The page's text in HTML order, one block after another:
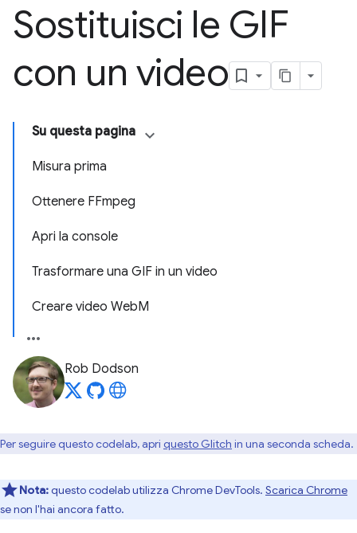
Sostituisci le GIF
con un video
Su questa pagina
Misura prima
Ottenere FFmpeg
Apri la console
Trasformare una GIF in un video
Creare video WebM
Rob Dodson
Per seguire questo codelab, apri questo Glitch in una seconda scheda.
Nota:questo codelab utilizza Chrome DevTools. Scarica Chrome
se non l'hai ancora fatto.